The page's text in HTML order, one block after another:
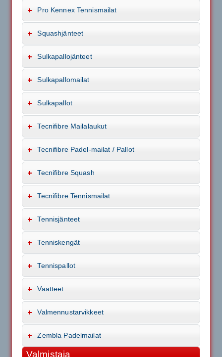
Pro Kennex Tennismailat
Squashjänteet
Sulkapallojänteet
Sulkapallomailat
Sulkapallot
Tecnifibre Mailalaukut
Tecnifibre Padel-mailat / Pallot
Tecnifibre Squash
Tecnifibre Tennismailat
Tennisjänteet
Tenniskengät
Tennispallot
Vaatteet
Valmennustarvikkeet
Zembla Padelmailat
Valmistaja